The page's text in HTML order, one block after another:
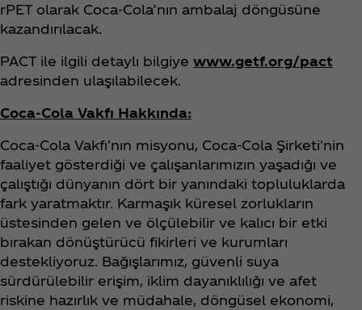
rPET olarak Coca‑Cola’nın ambalaj döngüsüne
kazandırılacak.
PACT ile ilgili detaylı bilgiye www.getf.org/pact
adresinden ulaşılabilecek.
Coca‑Cola Vakfı Hakkında:
Coca‑Cola Vakfı'nın misyonu, Coca‑Cola Şirketi'nin
faaliyet gösterdiği ve çalışanlarımızın yaşadığı ve
çalıştığı dünyanın dört bir yanındaki topluluklarda
fark yaratmaktır. Karmaşık küresel zorlukların
üstesinden gelen ve ölçülebilir ve kalıcı bir etki
bırakan dönüştürücü fikirleri ve kurumları
destekliyoruz. Bağışlarımız, güvenli suya
sürdürülebilir erişim, iklim dayanıklılığı ve afet
riskine hazırlık ve müdahale, döngüsel ekonomi,